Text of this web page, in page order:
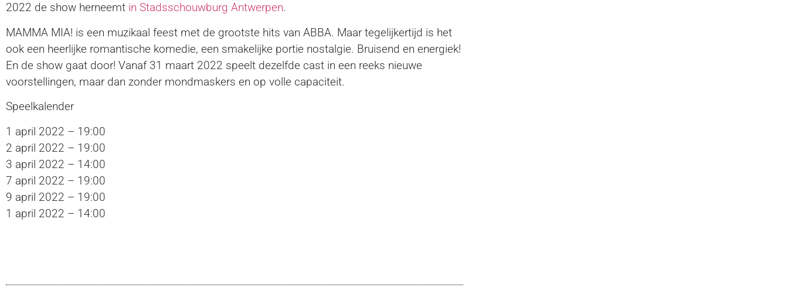
2022 de show herneemt in Stadsschouwburg Antwerpen.
MAMMA MIA! is een muzikaal feest met de grootste hits van ABBA. Maar tegelijkertijd is het
ook een heerlijke romantische komedie, een smakelijke portie nostalgie. Bruisend en energiek!
En de show gaat door! Vanaf 31 maart 2022 speelt dezelfde cast in een reeks nieuwe
voorstellingen, maar dan zonder mondmaskers en op volle capaciteit.
Speelkalender
1 april 2022 – 19:00
2 april 2022 – 19:00
3 april 2022 – 14:00
7 april 2022 – 19:00
9 april 2022 – 19:00
1 april 2022 – 14:00